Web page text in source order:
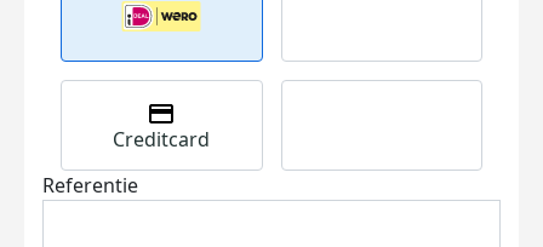
Creditcard
Referentie